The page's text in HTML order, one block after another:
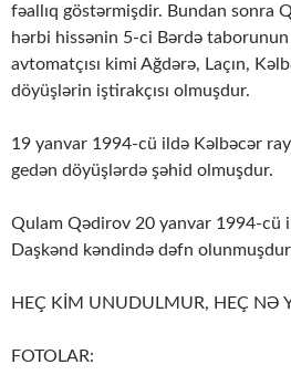
fəallıq göstərmişdir. Bundan sonra
hərbi hissənin 5-ci Bərdə taborunun
avtomatçısı kimi Ağdərə, Laçın,
döyüşlərin iştirakçısı olmuşdur.
19 yanvar 1994-cü ildə Kəlbəcər
gedən döyüşlərdə şəhid olmuşdur.
Qulam Qədirov 20 yanvar 1994-cü
Daşkənd kəndində dəfn
HEÇ KİM UNUDULMUR, HEÇ NƏ
FOTOLAR: